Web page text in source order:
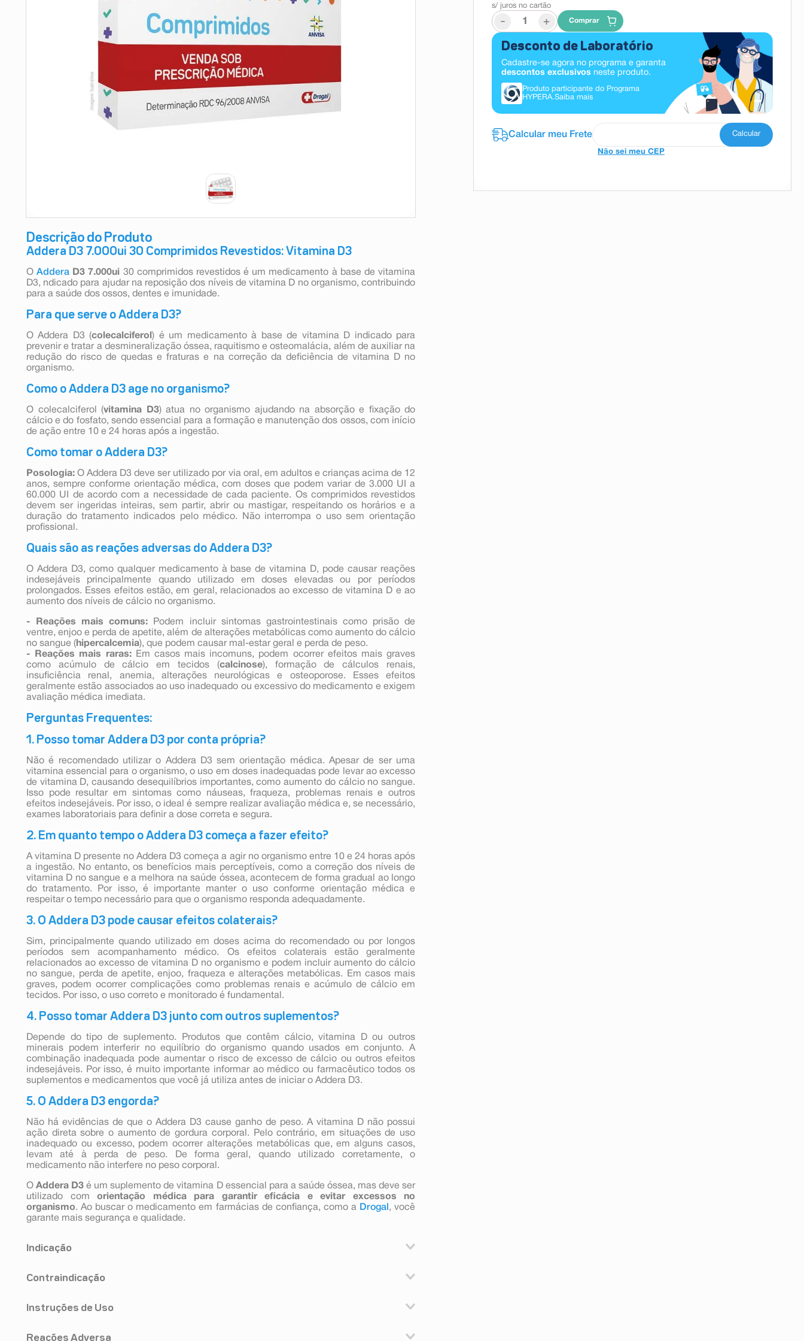
Descrição do Produto
Addera D3 7.000ui 30 Comprimidos Revestidos: Vitamina D3
OAddera D3 7.000ui 30 comprimidos revestidos é um medicamento à base de vitamina
D3, ndicado para ajudar na reposição dos níveis de vitamina D no organismo, contribuindo
para a saúde dos ossos, dentes e imunidade.
Para que serve o Addera D3?
O Addera D3 (colecalciferol ) é um medicamento à base de vitamina D indicado para
prevenir e tratar a desmineralização óssea, raquitismo e osteomalácia, além de auxiliar na
redução do risco de quedas e fraturas e na correção da deficiência de vitamina D no
organismo.
Como o Addera D3 age no organismo?
O colecalciferol (vitamina D3) atua no organismo ajudando na absorção e fixação do
cálcio e do fosfato, sendo essencial para a formação e manutenção dos ossos, com início
de ação entre 10 e 24 horas após a ingestão.
Como tomar o Addera D3?
Posologia: O Addera D3 deve ser utilizado por via oral, em adultos e crianças acima de 12
anos, sempre conforme orientação médica, com doses que podem variar de 3.000 UI a
60.000 UI de acordo com a necessidade de cada paciente. Os comprimidos revestidos
devem ser ingeridas inteiras, sem partir, abrir ou mastigar, respeitando os horários e a
duração do tratamento indicados pelo médico. Não interrompa o uso sem orientação
profissional.
Quais são as reações adversas do Addera D3?
O Addera D3, como qualquer medicamento à base de vitamina D, pode causar reações
indesejáveis principalmente quando utilizado em doses elevadas ou por períodos
prolongados. Esses efeitos estão, em geral, relacionados ao excesso de vitamina D e ao
aumento dos níveis de cálcio no organismo.
- Reações mais comuns: Podem incluir sintomas gastrointestinais como prisão de
ventre, enjoo e perda de apetite, além de alterações metabólicas como aumento do cálcio
no sangue ( hipercalcemia), que podem causar mal-estar geral e perda de peso.
- Reações mais raras:Em casos mais incomuns, podem ocorrer efeitos mais graves
como acúmulo de cálcio em tecidos (calcinose), formação de cálculos renais,
insuficiência renal, anemia, alterações neurológicas e osteoporose. Esses efeitos
geralmente estão associados ao uso inadequado ou excessivo do medicamento e exigem
avaliação médica imediata.
Perguntas Frequentes:
1. Posso tomar Addera D3 por conta própria?
Não é recomendado utilizar o Addera D3 sem orientação médica. Apesar de ser uma
vitamina essencial para o organismo, o uso em doses inadequadas pode levar ao excesso
de vitamina D, causando desequilíbrios importantes, como aumento do cálcio no sangue.
Isso pode resultar em sintomas como náuseas, fraqueza, problemas renais e outros
efeitos indesejáveis. Por isso, o ideal é sempre realizar avaliação médica e, se necessário,
exames laboratoriais para definir a dose correta e segura.
2. Em quanto tempo o Addera D3 começa a fazer efeito?
A vitamina D presente no Addera D3 começa a agir no organismo entre 10 e 24 horas após
a ingestão. No entanto, os benefícios mais perceptíveis, como a correção dos níveis de
vitamina D no sangue e a melhora na saúde óssea, acontecem de forma gradual ao longo
do tratamento. Por isso, é importante manter o uso conforme orientação médica e
respeitar o tempo necessário para que o organismo responda adequadamente.
3. O Addera D3 pode causar efeitos colaterais?
Sim, principalmente quando utilizado em doses acima do recomendado ou por longos
períodos sem acompanhamento médico. Os efeitos colaterais estão geralmente
relacionados ao excesso de vitamina D no organismo e podem incluir aumento do cálcio
no sangue, perda de apetite, enjoo, fraqueza e alterações metabólicas. Em casos mais
graves, podem ocorrer complicações como problemas renais e acúmulo de cálcio em
tecidos. Por isso, o uso correto e monitorado é fundamental.
4. Posso tomar Addera D3 junto com outros suplementos?
Depende do tipo de suplemento. Produtos que contêm cálcio, vitamina D ou outros
minerais podem interferir no equilíbrio do organismo quando usados em conjunto. A
combinação inadequada pode aumentar o risco de excesso de cálcio ou outros efeitos
indesejáveis. Por isso, é muito importante informar ao médico ou farmacêutico todos os
suplementos e medicamentos que você já utiliza antes de iniciar o Addera D3.
5. O Addera D3 engorda?
Não há evidências de que o Addera D3 cause ganho de peso. A vitamina D não possui
ação direta sobre o aumento de gordura corporal. Pelo contrário, em situações de uso
inadequado ou excesso, podem ocorrer alterações metabólicas que, em alguns casos,
levam até à perda de peso. De forma geral, quando utilizado corretamente, o
medicamento não interfere no peso corporal.
OAddera D3 é um suplemento de vitamina D essencial para a saúde óssea, mas deve ser
utilizado com orientação médica para garantir eficácia e evitar excessos no
organismo. Ao buscar o medicamento em farmácias de confiança, como a Drogal , você
garante mais segurança e qualidade.
Indicação
prevenção e tratamento auxiliar da desmineralização óssea (retirada dos minerais dos
deficiência e insuficiência de vitamina D.
Contraindicação
hipersensibilidade ao colecalciferol, ergocalciferol ou metabólitos da vitamina D (ex.:
Instruções de Uso
Adultos e crianças acima de 12 anos: A dosagem varia em uma faixa terapêutica, entre
Reações Adversa
s/ juros no cartão
- + Comprar
Desconto de Laboratório
Cadastre-se agora no programa e garanta
descontos exclusivos neste produto.
Produto participante do Programa
HYPERA.Saiba mais
Não sei meu CEP
10ºabsorvente